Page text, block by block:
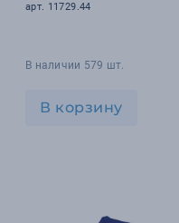
арт. 11729.44
В наличии 579 шт.
В корзину